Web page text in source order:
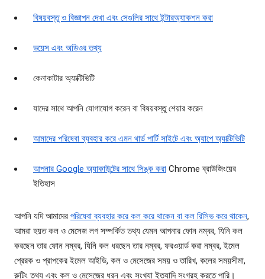
বিষয়বস্তু ও বিজ্ঞাপন দেখা এবং সেগুলির সাথে ইন্টারঅ্যাকশন করা
ভয়েস এবং অডিওর তথ্য
কেনাকাটার অ্যাক্টিভিটি
যাদের সাথে আপনি যোগাযোগ করেন বা বিষয়বস্তু শেয়ার করেন
আমাদের পরিষেবা ব্যবহার করে এমন থার্ড পার্টি সাইটে এবং অ্যাপে অ্যাক্টিভিটি
আপনার Google অ্যাকাউন্টের সাথে সিঙ্ক করা Chrome ব্রাউজিংয়ের
ইতিহাস
আপনি যদি আমাদের পরিষেবা ব্যবহার করে কল করে থাকেন বা কল রিসিভ করে থাকেন,
আমরা হয়ত কল ও মেসেজ লগ সম্পর্কিত তথ্য যেমন আপনার ফোন নম্বর, যিনি কল
করছেন তার ফোন নম্বর, যিনি কল ধরছেন তার নম্বর, ফরওয়ার্ড করা নম্বর, ইমেল
প্রেরক ও প্রাপকের ইমেল আইডি, কল ও মেসেজের সময় ও তারিখ, কলের সময়সীমা,
রুটিং তথ্য এবং কল ও মেসেজের ধরন এবং সংখ্যা ইত্যাদি সংগ্রহ করতে পারি।